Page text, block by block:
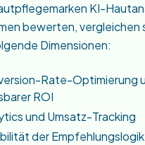
KI-
bewerten, vergleichen
Dimensionen:
Rate-Optimierung
ROI
und Umsatz-Tracking
der Empfehlungslogik